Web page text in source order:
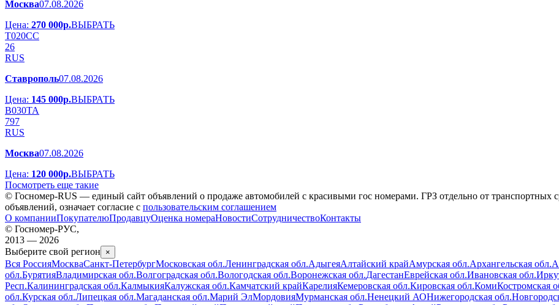
Москва07.08.2026
Цена: 270 000р.ВЫБРАТЬ
Т020СС
26
RUS
Ставрополь07.08.2026
Цена: 145 000р.ВЫБРАТЬ
В030ТА
797
RUS
Москва07.08.2026
Цена: 120 000р.ВЫБРАТЬ
Посмотреть еще такие
© Госномер-RUS — единый сайт объявлений о продаже автомобилей с красивыми гос номерами. ГРЗ отдельно от транспортных
объявлений, означает согласие с пользовательским соглашением
О компанииПокупателюПродавцуОценка номераНовостиСотрудничествоКонтакты
© Госномер-РУС,
2013 — 2026
Выберите свой регион
×
Вся РоссияМоскваСанкт-ПетербургМосковская обл.Ленинградская обл.АдыгеяАлтайский крайАмурская обл.Архангельская обл.
обл.БурятияВладимирская обл.Волгоградская обл.Вологодская обл.Воронежская обл.ДагестанЕврейская обл.Ивановская обл.
Респ.Калининградская обл.КалмыкияКалужская обл.Камчатский крайКарелияКемеровская обл.Кировская обл.КомиКостромская
обл.Курская обл.Липецкая обл.Магаданская обл.Марий ЭлМордовияМурманская обл.Ненецкий АОНижегородская обл.